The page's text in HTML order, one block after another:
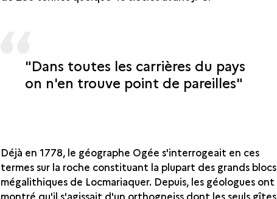
"Dans toutes les carrières du pays
on n'en trouve point de pareilles"
Déjà en 1778, le géographe Ogée s'interrogeait en ces
termes sur la roche constituant la plupart des grands blocs
mégalithiques de Locmariaquer. Depuis, les géologues ont
montré qu'il s'agissait d'un orthogneiss dont les seuls gîtes